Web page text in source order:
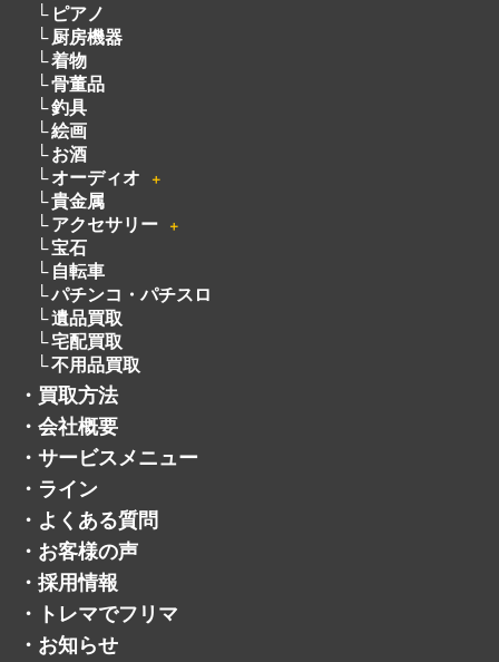
釣具
絵画
お酒
オーディオ
貴金属
アクセサリー
宝石
自転車
パチンコ・パチスロ
遺品買取
宅配買取
不用品買取
買取方法
会社概要
サービスメニュー
・ ライン
・ よくある質問
・ お客様の声
・ 採用情報
・ トレマでフリマ
・ お知らせ
・ コラム
・ 商品を探す
・ プライバシーポリシー